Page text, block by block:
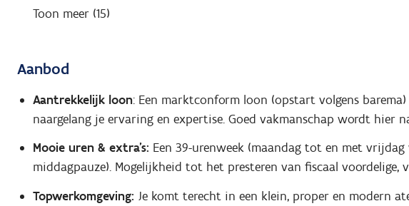
Toon meer (15)
Aanbod
Aantrekkelijk loon: Een marktconform loon (opstart volgens
naargelang je ervaring en expertise. Goed vakmanschap wordt hier
Mooie uren & extra's: Een 39-urenweek (maandag tot en met vrijdag
middagpauze). Mogelijkheid tot het presteren van fiscaal
Topwerkomgeving: Je komt terecht in een klein, proper en modern